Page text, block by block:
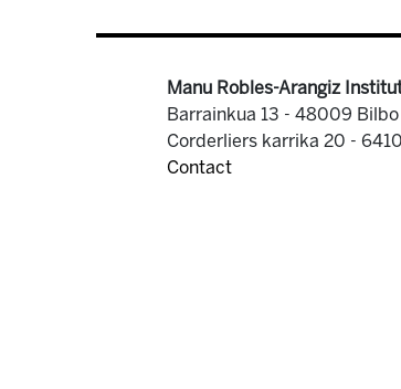
Manu Robles-Arangiz
Barrainkua 13 - 48009 Bilbo
Corderliers karrika 20 -
Contact